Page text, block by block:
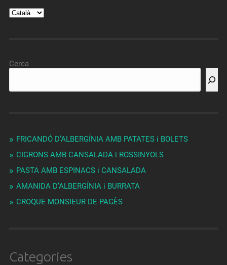
Cerca
FRICANDÓ D’ALBERGÍNIA AMB PATATES i BOLETS
CIGRONS AMB CANSALADA i ROSSINYOLS
PASTA AMB ESPINACS i CANSALADA
AMANIDA D’ALBERGÍNIA i BURRATA
CROQUE MONSIEUR DE PAGÈS
Categories